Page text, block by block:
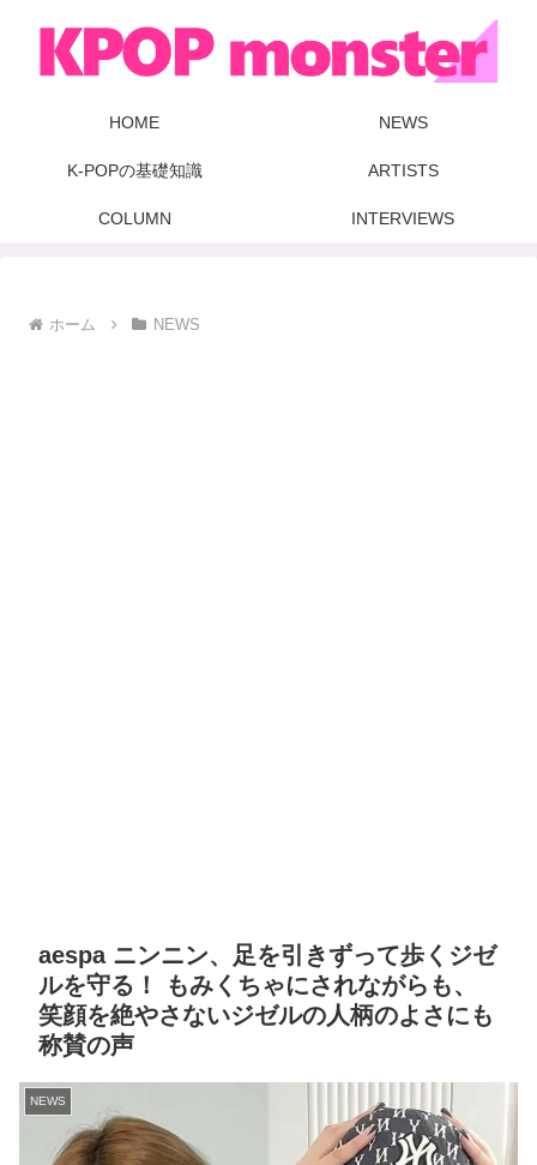
HOME NEWS
K-POPの基礎知識 ARTISTS
COLUMN INTERVIEWS
ホーム NEWS
aespa ニンニン、足を引きずって歩くジゼ
ルを守る！ もみくちゃにされながらも、
笑顔を絶やさないジゼルの人柄のよさにも
称賛の声
NEWS